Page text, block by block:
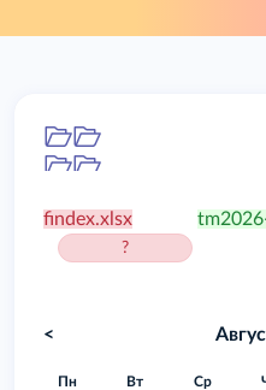
findex.xlsx
?
<
Пн Вт Ср